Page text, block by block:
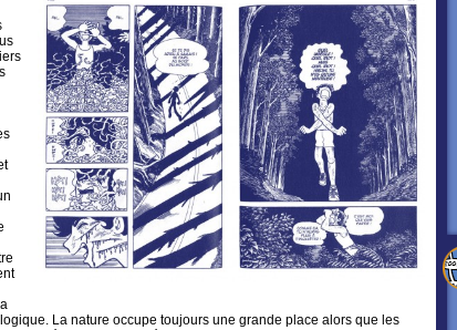
La nature occupe toujours une grande place alors que les